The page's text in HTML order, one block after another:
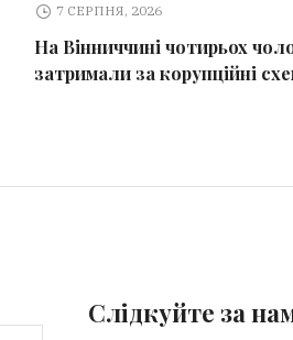
7 СЕРПНЯ, 2026
На Вінниччині чотирьох
затримали за корупційні
Слідкуйте за